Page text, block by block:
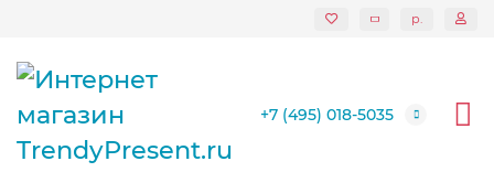
р.
+7 (495) 018-5035